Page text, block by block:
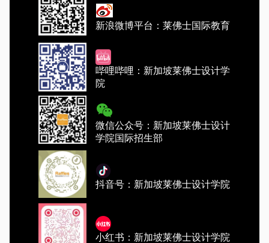
新浪微博平台：莱佛士国际教育
哔哩哔哩：新加坡莱佛士设计学
院
微信公众号：新加坡莱佛士设计
学院国际招生部
抖音号：新加坡莱佛士设计学院
小红书：新加坡莱佛士设计学院